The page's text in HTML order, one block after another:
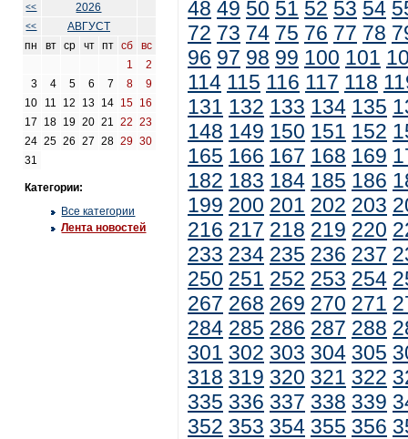
<< 2026
<<
АВГУСТ
пн
вт ср чт пт сб
вс
1
2
3
4 5 6 7 8
9
10
11 12 13 14 15 16
17
18 19 20 21 22
23
24 25 26 27 28 29 30
31
Категории:
Все категории
Лента новостей
48 49 50 51 52 53 54
72 73 74 75 76 77 78
96 97 98 99 100 101
114 115 116 117 118
131 132 133 134 135
148 149 150 151 152
165 166 167 168 169
182 183 184 185 186
199 200 201 202 203
216 217 218 219 220
233 234 235 236 237
250 251 252 253 254
267 268 269 270 271
284 285 286 287 288
301 302 303 304 305
318 319 320 321 322
335 336 337 338 339
352 353 354 355 356